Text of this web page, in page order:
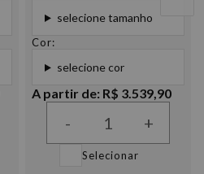
selecione tamanho
Cor:
selecione cor
A partir de: R$ 3.539,90
- +
Selecionar